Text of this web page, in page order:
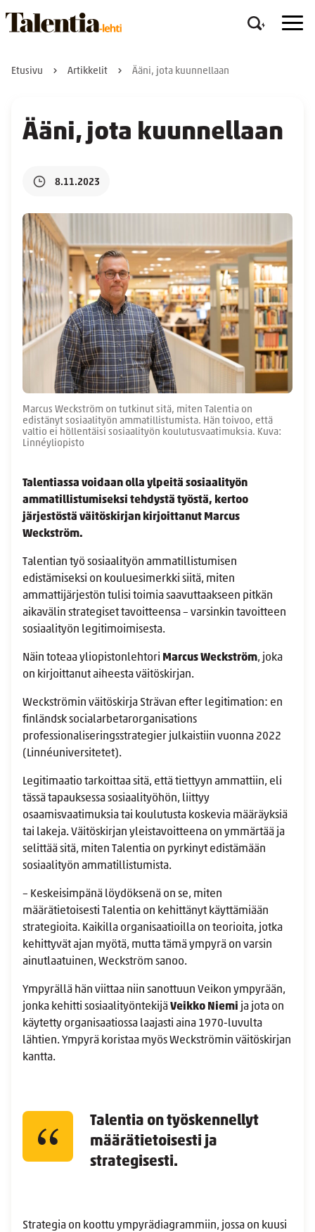
Etusivu Artikkelit Ääni, jota kuunnellaan
Ääni, jota kuunnellaan
8.11.2023
Marcus Weckström on tutkinut sitä, miten Talentia on
edistänyt sosiaalityön ammatillistumista. Hän toivoo, että
valtio ei höllentäisi sosiaalityön koulutusvaatimuksia. Kuva:
Linnéyliopisto
Talentiassa voidaan olla ylpeitä sosiaalityön
ammatillistumiseksi tehdystä työstä, kertoo
järjestöstä väitöskirjan kirjoittanut Marcus
Weckström.
Talentian työ sosiaalityön ammatillistumisen
edistämiseksi on kouluesimerkki siitä, miten
ammattijärjestön tulisi toimia saavuttaakseen pitkän
aikavälin strategiset tavoitteensa – varsinkin tavoitteen
sosiaalityön legitimoimisesta.
Näin toteaa yliopistonlehtori Marcus Weckström, joka
on kirjoittanut aiheesta väitöskirjan.
Weckströmin väitöskirja Strävan efter legitimation: en
finländsk socialarbetarorganisations
professionaliseringsstrategier julkaistiin vuonna 2022
(Linnéuniversitetet).
Legitimaatio tarkoittaa sitä, että tiettyyn ammattiin, eli
tässä tapauksessa sosiaalityöhön, liittyy
osaamisvaatimuksia tai koulutusta koskevia määräyksiä
tai lakeja. Väitöskirjan yleistavoitteena on ymmärtää ja
selittää sitä, miten Talentia on pyrkinyt edistämään
sosiaalityön ammatillistumista.
– Keskeisimpänä löydöksenä on se, miten
määrätietoisesti Talentia on kehittänyt käyttämiään
strategioita. Kaikilla organisaatioilla on teorioita, jotka
kehittyvät ajan myötä, mutta tämä ympyrä on varsin
ainutlaatuinen, Weckström sanoo.
Ympyrällä hän viittaa niin sanottuun Veikon ympyrään,
jonka kehitti sosiaalityöntekijäVeikko Niemi ja jota on
käytetty organisaatiossa laajasti aina 1970-luvulta
lähtien. Ympyrä koristaa myös Weckströmin väitöskirjan
kantta.
Talentia on työskennellyt
määrätietoisesti ja
strategisesti.
Strategia on koottu ympyrädiagrammiin, jossa on kuusi